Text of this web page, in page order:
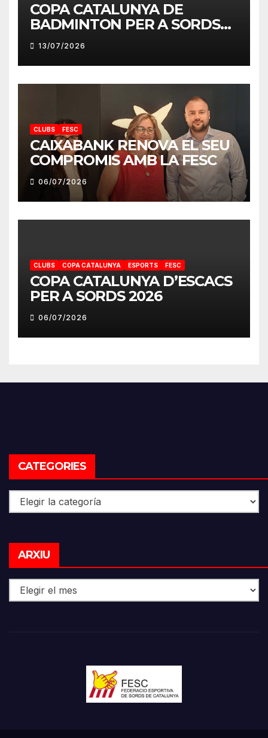
COPA CATALUNYA DE
BADMINTON PER A SORDS
2026
13/07/2026
CLUBS FESC
CAIXABANK RENOVA EL SEU
COMPROMIS AMB LA FESC
06/07/2026
CLUBS COPA CATALUNYA ESPORTS FESC
COPA CATALUNYA D’ESCACS
PER A SORDS 2026
06/07/2026
CATEGORIES
Categories
ARXIU